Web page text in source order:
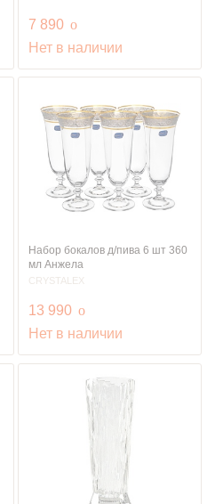
7 890 руб.
o
Нет в наличии
Набор бокалов д/пива 6 шт 360
мл Анжела
CRYSTALEX
13 990 руб.
o
Нет в наличии